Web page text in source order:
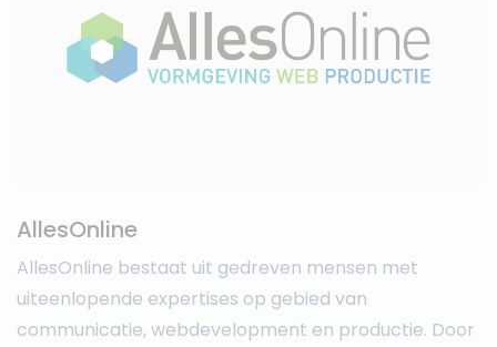
AllesOnline
AllesOnline bestaat uit gedreven mensen met
uiteenlopende expertises op gebied van
communicatie, webdevelopment en productie. Door